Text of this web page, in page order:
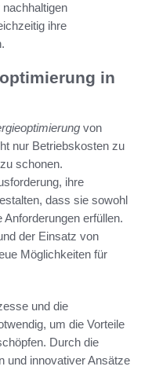
ihre
in
von
nur Betriebskosten zu
schonen.
ihre
dass sie sowohl
erfüllen.
der Einsatz von
Möglichkeiten für
und die
um die Vorteile
Durch die
und innovativer Ansätze